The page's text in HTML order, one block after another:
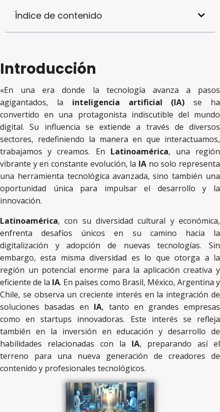
Índice de contenido
Introducción
«En una era donde la tecnología avanza a pasos
agigantados, la inteligencia artificial (IA) se ha
convertido en una protagonista indiscutible del mundo
digital. Su influencia se extiende a través de diversos
sectores, redefiniendo la manera en que interactuamos,
trabajamos y creamos. En Latinoamérica, una región
vibrante y en constante evolución, la IA no solo representa
una herramienta tecnológica avanzada, sino también una
oportunidad única para impulsar el desarrollo y la
innovación.
Latinoamérica, con su diversidad cultural y económica,
enfrenta desafíos únicos en su camino hacia la
digitalización y adopción de nuevas tecnologías. Sin
embargo, esta misma diversidad es lo que otorga a la
región un potencial enorme para la aplicación creativa y
eficiente de la IA. En países como Brasil, México, Argentina y
Chile, se observa un creciente interés en la integración de
soluciones basadas en IA, tanto en grandes empresas
como en startups innovadoras. Este interés se refleja
también en la inversión en educación y desarrollo de
habilidades relacionadas con la IA, preparando así el
terreno para una nueva generación de creadores de
contenido y profesionales tecnológicos.